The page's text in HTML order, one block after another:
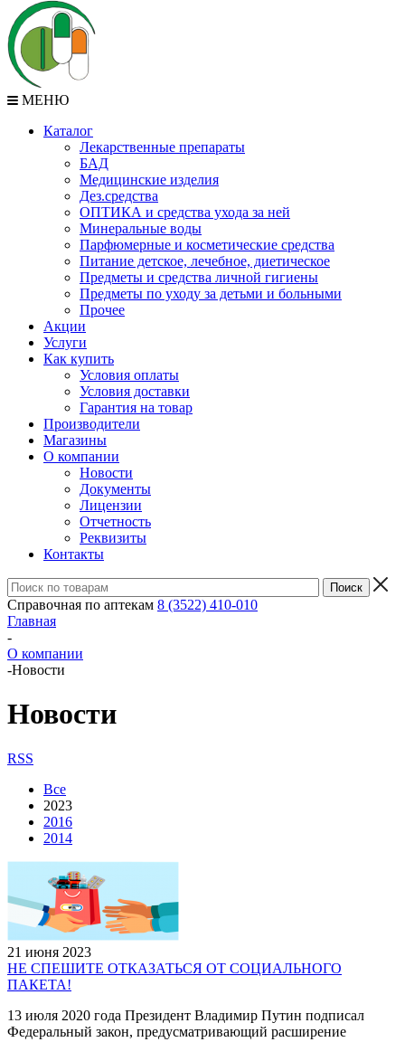
МЕНЮ
Каталог
Лекарственные препараты
БАД
Медицинские изделия
Дез.средства
ОПТИКА и средства ухода за ней
Минеральные воды
Парфюмерные и косметические средства
Питание детское, лечебное, диетическое
Предметы и средства личной гигиены
Предметы по уходу за детьми и больными
Прочее
Акции
Услуги
Как купить
Условия оплаты
Условия доставки
Гарантия на товар
Производители
Магазины
О компании
Новости
Документы
Лицензии
Отчетность
Реквизиты
Контакты
Справочная по аптекам 8 (3522) 410-010
Главная
-
О компании
-Новости
Новости
RSS
Все
2023
2016
2014
21 июня 2023
НЕ СПЕШИТЕ ОТКАЗАТЬСЯ ОТ СОЦИАЛЬНОГО
ПАКЕТА!
13 июля 2020 года Президент Владимир Путин подписал
Федеральный закон, предусматривающий расширение